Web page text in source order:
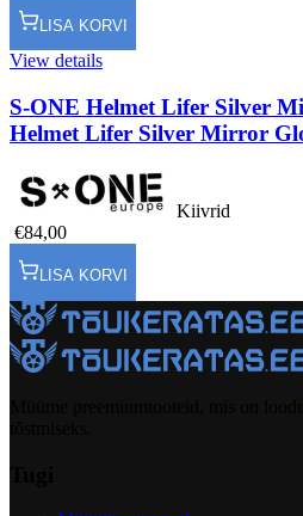
LISA KORVI
View details
S-ONE Helmet Lifer Silver
Helmet Lifer Silver Mirror
Kiivrid
€84,00
LISA KORVI